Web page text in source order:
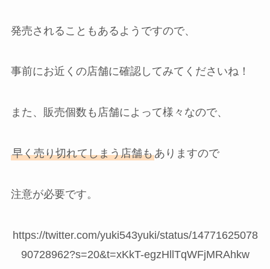
発売されることもあるようですので、
事前にお近くの店舗に確認してみてくださいね！
また、販売個数も店舗によって様々なので、
早く売り切れてしまう店舗もありますので
注意が必要です。
https://twitter.com/yuki543yuki/status/14771625078
90728962?s=20&t=xKkT-egzHllTqWFjMRAhkw